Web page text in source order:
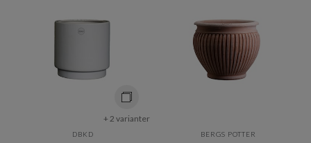
+ 2 varianter
DBKD BERGS POTTER